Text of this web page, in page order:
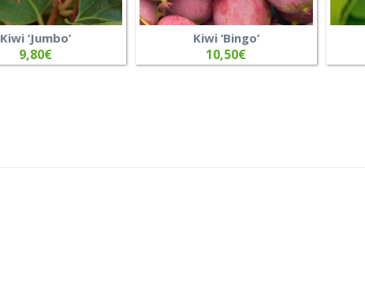
Kiwi ‘Jumbo’
9,80€
Kiwi ‘Bingo’
10,50€